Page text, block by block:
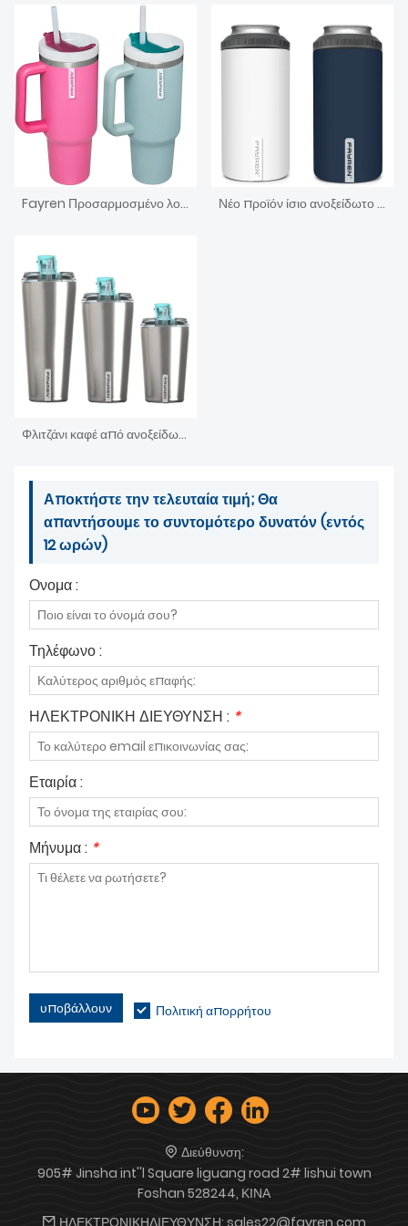
Fayren Προσαρμοσμένο λογότυπο Αμαζόνα Ζεστό Πουλώ 40oz Ατσάλι Ποτήρι Καφές Καφές κύπελλα Διατήρηση Κρύο Ταξίδι Κούπα καφέ με λαβή Νέο προϊόν ίσιο ανοξείδωτο χάλυβα διπλού τοιχώματος Μπύρα Ψυγείο Φλιτζάνι Εξάχνιση Λεπτός Μπορώ Ψυγείο Απομονωτήρας Κάτοχος
Φλιτζάνι καφέ από ανοξείδωτο χάλυβα διπλού τοιχώματος με μόνωση κενού για ζεστά ροφήματα 24 ουγκιά
Αποκτήστε την τελευταία τιμή; Θα
απαντήσουμε το συντομότερο δυνατόν (εντός
12 ωρών)
Ονομα :
Τηλέφωνο :
ΗΛΕΚΤΡΟΝΙΚΗ ΔΙΕΥΘΥΝΣΗ : *
Εταιρία :
Μήνυμα : *
υποβάλλουν Πολιτική απορρήτου
Διεύθυνση:
905# Jinsha int''l Square liguang road 2# lishui town
Foshan 528244, ΚΙΝΑ
ΗΛΕΚΤΡΟΝΙΚΗΔΙΕΥΘΥΝΣΗ: sales22@fayren.com